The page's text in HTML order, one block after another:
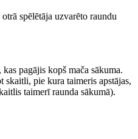
spēlētāja uzvarēto raundu
pagājis kopš mača sākuma.
skaitli, pie kura taimeris apstājas,
taimerī raunda sākumā).